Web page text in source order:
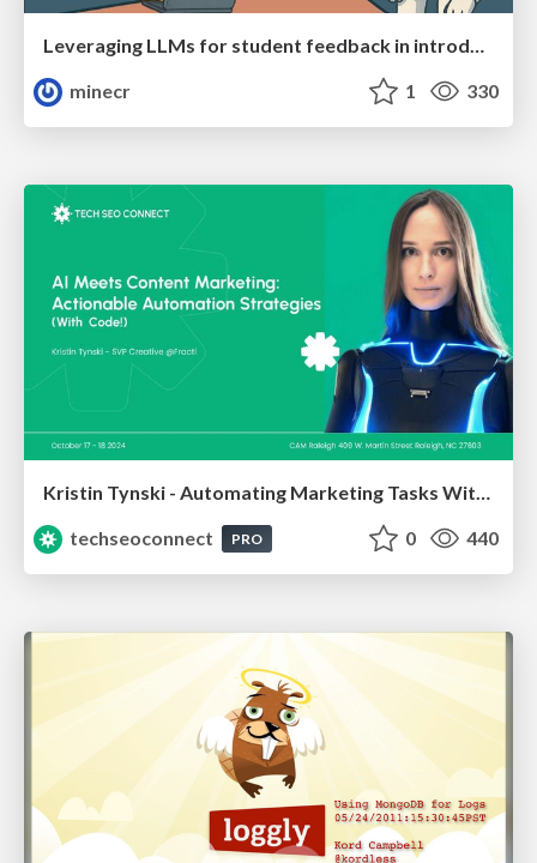
Leveraging LLMs for student feedback in introductory data science courses - posit::conf(2025)
minecr
1 330
techseoconnect
PRO 0 440